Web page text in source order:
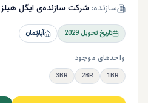
سازنده: شرکت سازنده‌ی ایگل هیلز
تاریخ تحویل2029 آپارتمان
واحدهای موجود
1BR
2BR
3BR